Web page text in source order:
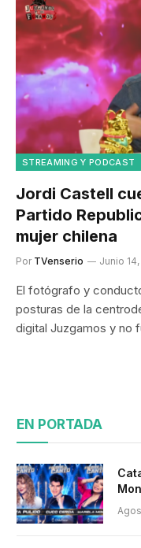
STREAMING Y PODCAST
Jordi Castell
Partido
mujer chilena
Por TVenserio Junio
El fotógrafo y
posturas de la
digital Juzgamos y no
EN PORTADA